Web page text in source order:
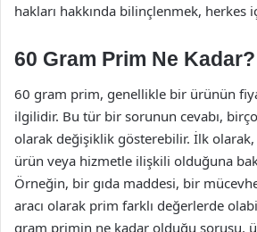
hakları hakkında bilinçlenmek, herkes
60 Gram Prim Ne Kadar?
60 gram prim, genellikle bir ürünün
ilgilidir. Bu tür bir sorunun cevabı,
olarak değişiklik gösterebilir. İlk
ürün veya hizmetle ilişkili olduğuna
Örneğin, bir gıda maddesi, bir
aracı olarak prim farklı değerlerde
gram primin ne kadar olduğu sorusu,